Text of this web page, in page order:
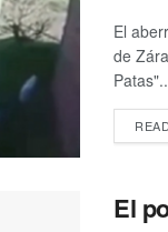
El
de
El